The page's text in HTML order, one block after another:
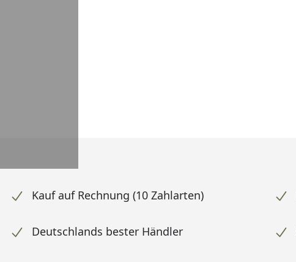
Kauf auf Rechnung (10 Zahlarten)
Deutschlands bester Händler